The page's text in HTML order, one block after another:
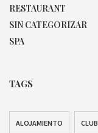
RESTAURANT
SIN CATEGORIZAR
SPA
TAGS
ALOJAMIENTO CLUB